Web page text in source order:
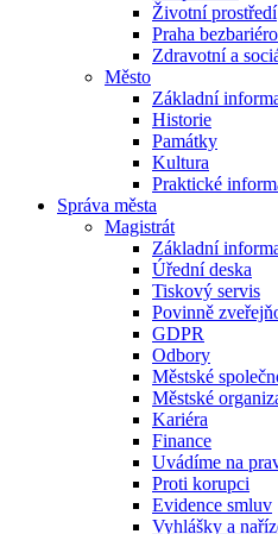
Životní prostředí
Praha
Zdravotní a
Město
Základní
Historie
Památky
Kultura
Praktické
Správa města
Magistrát
Základní
Úřední deska
Tiskový servis
Povinně
GDPR
Odbory
Městské
Městské
Kariéra
Finance
Uvádíme na
Proti korupci
Evidence smluv
Vyhlášky a